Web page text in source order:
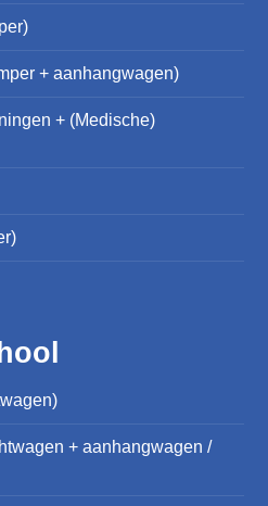
+ aanhangwagen)
+ (Medische)
+ aanhangwagen /